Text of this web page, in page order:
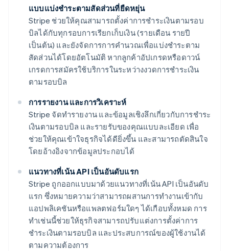
แบบแบ่งชำระตามสัดส่วนที่ยืดหยุ่น
Stripe ช่วยให้คุณสามารถตั้งค่าการชำระเงินตามรอบ
บิลได้กับทุกรอบการเรียกเก็บเงิน (รายเดือน รายปี
เป็นต้น) และยังจัดการการคำนวณเพื่อแบ่งชำระตาม
สัดส่วนได้โดยอัตโนมัติ หากลูกค้าอัปเกรดหรือดาวน์
เกรดการสมัครใช้บริการในระหว่างงวดการชำระเงิน
ตามรอบบิล
การรายงาน และการวิเคราะห์
Stripe จัดทำรายงาน และข้อมูลเชิงลึกเกี่ยวกับการชำระ
เงินตามรอบบิล และรายรับของคุณแบบละเอียด เพื่อ
ช่วยให้คุณเข้าใจธุรกิจได้ดียิ่งขึ้น และสามารถตัดสินใจ
โดยอ้างอิงจากข้อมูลประกอบได้
แนวทางที่เน้น API เป็นอันดับแรก
Stripe ถูกออกแบบมาด้วยแนวทางที่เน้น API เป็นอันดับ
แรก ซึ่งหมายความว่าสามารถผสานการทำงานเข้ากับ
แอปพลิเคชันหรือแพลตฟอร์มใดๆ ได้เกือบทั้งหมด การ
ทำเช่นนี้ช่วยให้ธุรกิจสามารถปรับแต่งการตั้งค่าการ
ชำระเงินตามรอบบิล และประสบการณ์ของผู้ใช้งานได้
ตามความต้องการ